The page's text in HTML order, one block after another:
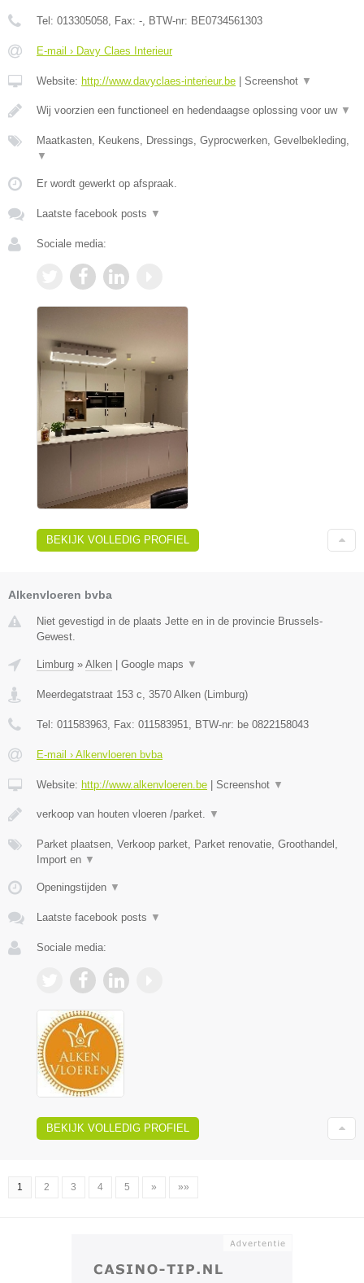
Tel: 013305058, Fax: -, BTW-nr: BE0734561303
E-mail › Davy Claes Interieur
Website: http://www.davyclaes-interieur.be Screenshot ▼
Wij voorzien een functioneel en hedendaagse oplossing voor uw ▼
Maatkasten, Keukens, Dressings, Gyprocwerken, Gevelbekleding,
▼
Er wordt gewerkt op afspraak.
Laatste facebook posts ▼
Sociale media:
BEKIJK VOLLEDIG PROFIEL
Alkenvloeren bvba
Niet gevestigd in de plaats Jette en in de provincie Brussels-
Gewest.
Limburg » Alken Google maps ▼
Meerdegatstraat 153 c 3570 Alken ( Limburg)
Tel: 011583963 , Fax: 011583951 , BTW-nr: be 0822158043
E-mail › Alkenvloeren bvba
Website: http://www.alkenvloeren.be Screenshot ▼
verkoop van houten vloeren /parket. ▼
Parket plaatsen, Verkoop parket, Parket renovatie, Groothandel,
Import en ▼
Openingstijden ▼
Laatste facebook posts ▼
Sociale media:
BEKIJK VOLLEDIG PROFIEL
1 2 3 4 5 » »»